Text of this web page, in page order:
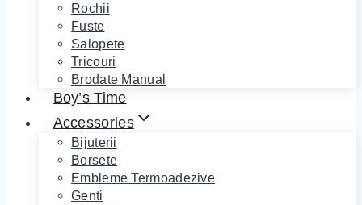
Rochii
Fuste
Salopete
Tricouri
Brodate Manual
Boy’s Time
Accessories
Bijuterii
Borsete
Embleme Termoadezive
Genti